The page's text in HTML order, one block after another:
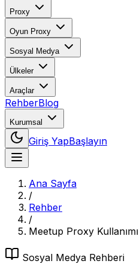
Proxy
Oyun Proxy
Sosyal Medya
Ülkeler
Araçlar
RehberBlog
Kurumsal
Giriş YapBaşlayın
Ana Sayfa
/
Rehber
/
Meetup Proxy Kullanımı
Sosyal Medya Rehberi